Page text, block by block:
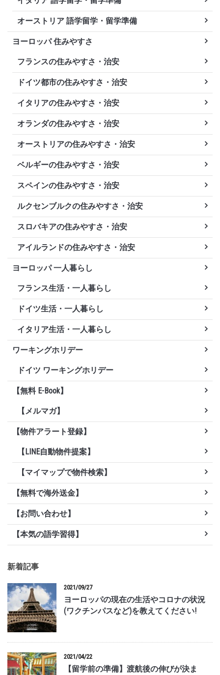
オーストリア 語学留学・留学準備
ヨーロッパ 住みやすさ
フランスの住みやすさ・治安
ドイツ都市の住みやすさ・治安
イタリアの住みやすさ・治安
オランダの住みやすさ・治安
オーストリアの住みやすさ・治安
ベルギーの住みやすさ・治安
スペインの住みやすさ・治安
ルクセンブルクの住みやすさ・治安
スロバキアの住みやすさ・治安
アイルランドの住みやすさ・治安
ヨーロッパ 一人暮らし
フランス生活・一人暮らし
ドイツ生活・一人暮らし
イタリア生活・一人暮らし
ワーキングホリデー
ドイツ ワーキングホリデー
【無料 E-Book】
【メルマガ】
【物件アラート登録】
【LINE自動物件提案】
【マイマップで物件検索】
【無料で海外送金】
【お問い合わせ】
【本気の語学習得】
新着記事
2021/09/27
ヨーロッパの現在の生活やコロナの状況
(ワクチンパスなど)を教えてください!
2021/04/22
【留学前の準備】渡航後の伸びが決ま